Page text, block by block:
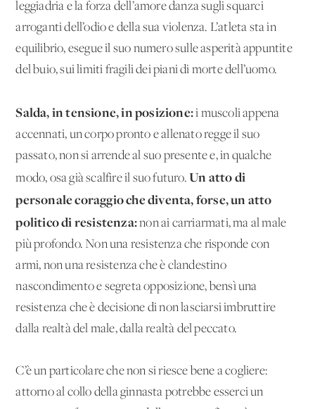
leggiadria e la forza dell’amore danza sugli squarci
arroganti dell’odio e della sua violenza. L’atleta sta in
equilibrio, esegue il suo numero sulle asperità appuntite
del buio, sui limiti fragili dei piani di morte dell’uomo.
Salda, in tensione, in posizione:i muscoli appena
accennati, un corpo pronto e allenato regge il suo
passato, non si arrende al suo presente e, in qualche
modo, osa già scalfire il suo futuro.Un atto di
personale coraggio che diventa, forse, un atto
politico di resistenza:non ai carriarmati, ma al male
più profondo. Non una resistenza che risponde con
armi, non una resistenza che è clandestino
nascondimento e segreta opposizione, bensì una
resistenza che è decisione di non lasciarsi imbruttire
dalla realtà del male, dalla realtà del peccato.
C’è un particolare che non si riesce bene a cogliere:
attorno al collo della ginnasta potrebbe esserci un